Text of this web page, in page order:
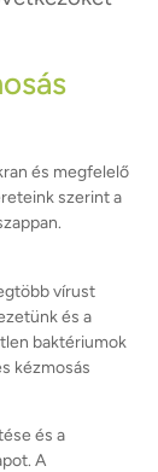
és megfelelő
szerint a
vírust
és a
baktériumok
kézmosás
és a
A